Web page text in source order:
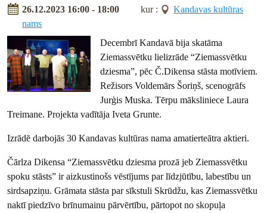
26.12.2023 16:00 - 18:00 kur :
Kandavas kultūras
nams
Decembrī Kandavā bija skatāma
Ziemassvētku lielizrāde “Ziemassvētku
dziesma”, pēc Č.Dikensa stāsta motīviem.
Režisors Voldemārs Šoriņš, scenogrāfs
Jurģis Muska. Tērpu māksliniece Laura
Treimane. Projekta vadītāja Iveta Grunte.
Izrādē darbojās 30 Kandavas kultūras nama amatierteātra aktieri.
Čārlza Dikensa “Ziemassvētku dziesma prozā jeb Ziemassvētku
spoku stāsts” ir aizkustinošs vēstījums par līdzjūtību, labestību un
sirdsapziņu. Grāmata stāsta par sīkstuli Skrūdžu, kas Ziemassvētku
naktī piedzīvo brīnumainu pārvērtību, pārtopot no skopuļa